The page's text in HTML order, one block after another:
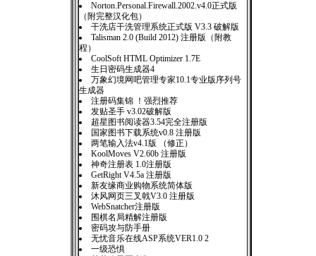
Norton.Personal.Firewall.2002.v4.0正式版
（附完整汉化包）
干洗店干洗管理系统正式版 V3.3 破解版
Talisman 2.0 (Build 2012) 注册版（附教
程）
CoolSoft HTML Optimizer 1.7E
生日密码生成器4
万象幻境网吧管理专家10.1专业版序列号
生成器
注册码集锦 ！强烈推荐
发贴圣手 v3.02破解版
超星图书阅读器3.54完全注册版
国家图书下载系统v0.8 注册版
两笔输入法v4.1版 （修正）
KoolMoves V2.60b 注册版
神奇注册表 1.0注册版
GetRight V4.5a 注册版
新友缘商业购物系统简体版
沐风网页三叉戟V3.0 注册版
WebSnatcher注册版
围棋名局精解注册版
密码攻与防手册
无忧音乐在线ASP系统VER1.0 2
一级恐惧